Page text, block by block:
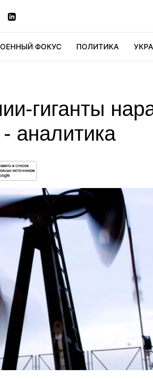
ФОКУС ПОЛИТИКА
гиганты
аналитика